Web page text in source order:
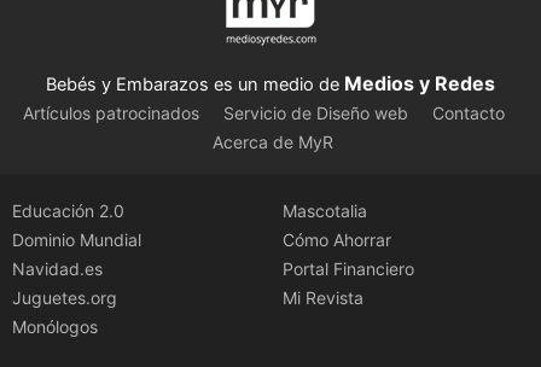
Bebés y Embarazos es un medio de Medios y Redes
Artículos patrocinados Servicio de Diseño web
Contacto
Acerca de MyR
Educación 2.0
Dominio Mundial
Navidad.es
Juguetes.org
Monólogos
Mascotalia
Cómo Ahorrar
Portal Financiero
Mi Revista